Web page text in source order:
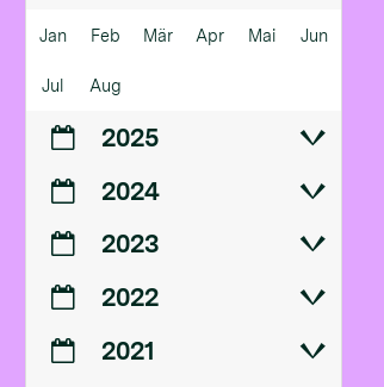
Jan Feb Mär Apr Mai Jun
Jul Aug
2025
2024
2023
2022
2021